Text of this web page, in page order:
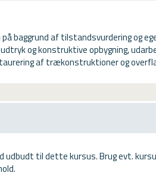
baggrund af tilstandsvurdering og
og konstruktive opbygning,
af trækonstruktioner og
udbudt til dette kursus. Brug evt.